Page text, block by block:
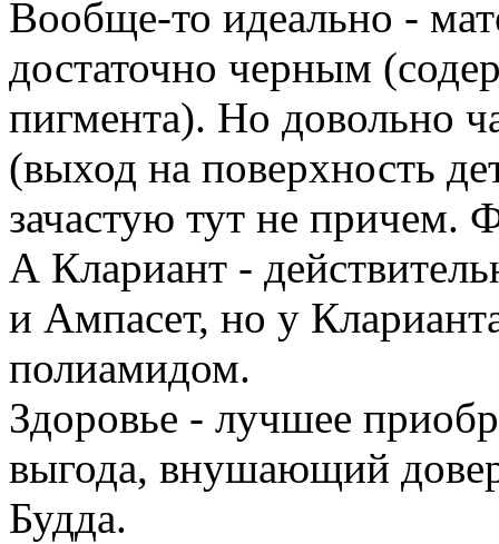
Вообще-то идеально -
достаточно черным
пигмента). Но довольно
(выход на поверхность
зачастую тут не причем.
А Клариант -
и Ампасет, но у
полиамидом.
Здоровье - лучшее
выгода, внушающий
Будда.